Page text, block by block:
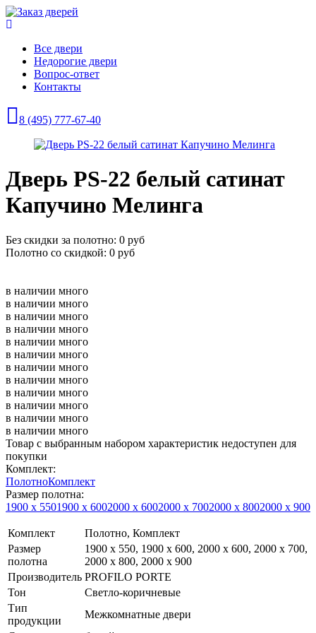
Все двери
Недорогие двери
Вопрос-ответ
Контакты
8 (495) 777-67-40
Дверь PS-22 белый сатинат
Капучино Мелинга
Без скидки за полотно: 0 руб
Полотно со скидкой: 0 руб
в наличии много
в наличии много
в наличии много
в наличии много
в наличии много
в наличии много
в наличии много
в наличии много
в наличии много
в наличии много
в наличии много
в наличии много
Товар с выбранным набором характеристик недоступен для
покупки
Комплект:
ПолотноКомплект
Размер полотна:
1900 х 5501900 х 6002000 х 6002000 х 7002000 х 8002000 х 900
Комплект
Полотно, Комплект
Размер
полотна
1900 х 550, 1900 х 600, 2000 х 600, 2000 х 700,
2000 х 800, 2000 х 900
Производитель PROFILO PORTE
Тон
Светло-коричневые
Тип
продукции
Межкомнатные двери